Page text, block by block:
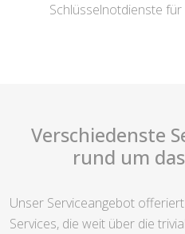
Schlüsselnotdienste
Verschiedenste
rund um
Unser Serviceangebot
Services, die weit über die